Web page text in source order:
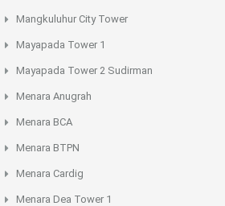
Mangkuluhur City Tower
Mayapada Tower 1
Mayapada Tower 2 Sudirman
Menara Anugrah
Menara BCA
Menara BTPN
Menara Cardig
Menara Dea Tower 1